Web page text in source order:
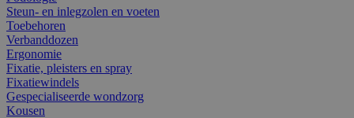
Steun- en inlegzolen en voeten
Toebehoren
Verbanddozen
Ergonomie
Fixatie, pleisters en spray
Fixatiewindels
Gespecialiseerde wondzorg
Kousen